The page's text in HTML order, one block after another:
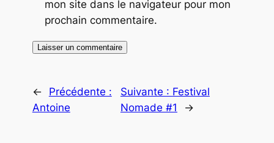
mon site dans le navigateur pour mon
prochain commentaire.
←
Précédente :
Antoine
Suivante : Festival
Nomade #1
→